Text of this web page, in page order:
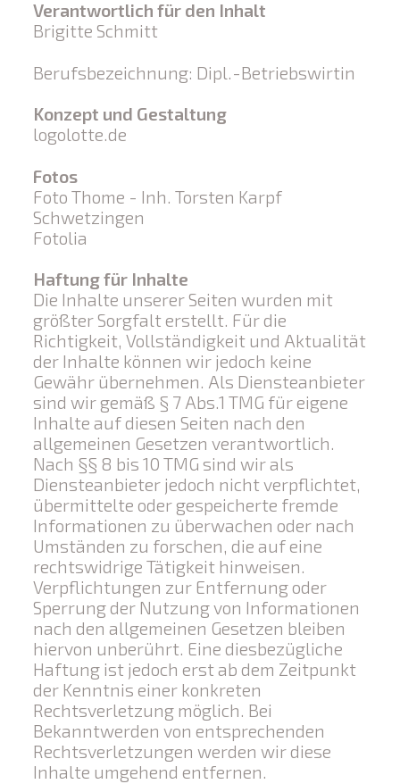
Verantwortlich für den Inhalt
Brigitte Schmitt
Berufsbezeichnung: Dipl.-Betriebswirtin
Konzept und Gestaltung
logolotte.de
Fotos
Foto Thome - Inh. Torsten Karpf
Schwetzingen
Fotolia
Haftung für Inhalte
Die Inhalte unserer Seiten wurden mit
größter Sorgfalt erstellt. Für die
Richtigkeit, Vollständigkeit und Aktualität
der Inhalte können wir jedoch keine
Gewähr übernehmen. Als Diensteanbieter
sind wir gemäß § 7 Abs.1 TMG für eigene
Inhalte auf diesen Seiten nach den
allgemeinen Gesetzen verantwortlich.
Nach §§ 8 bis 10 TMG sind wir als
Diensteanbieter jedoch nicht verpflichtet,
übermittelte oder gespeicherte fremde
Informationen zu überwachen oder nach
Umständen zu forschen, die auf eine
rechtswidrige Tätigkeit hinweisen.
Verpflichtungen zur Entfernung oder
Sperrung der Nutzung von Informationen
nach den allgemeinen Gesetzen bleiben
hiervon unberührt. Eine diesbezügliche
Haftung ist jedoch erst ab dem Zeitpunkt
der Kenntnis einer konkreten
Rechtsverletzung möglich. Bei
Bekanntwerden von entsprechenden
Rechtsverletzungen werden wir diese
Inhalte umgehend entfernen.